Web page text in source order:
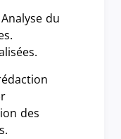
du
des